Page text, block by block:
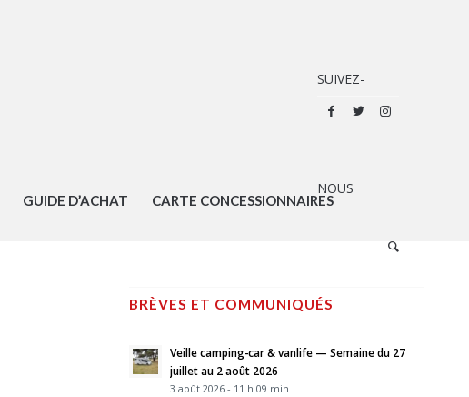
GUIDE D’ACHAT CARTE CONCESSIONNAIRES
BRÈVES ET COMMUNIQUÉS
Veille camping-car & vanlife — Semaine du 27
juillet au 2 août 2026
3 août 2026 - 11 h 09 min